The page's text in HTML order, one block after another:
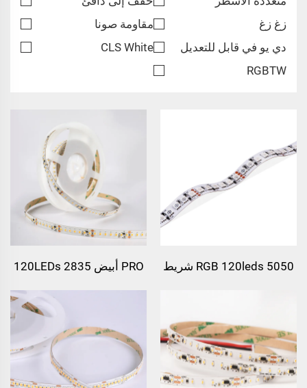
زغ زغ
مقاومة صونا
دي يو في قابل للتعديل
CLS White
RGBTW
5050 RGB 120leds شريط
PRO أبيض 2835 120LEDs